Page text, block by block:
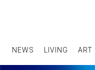
NEWS LIVING ART